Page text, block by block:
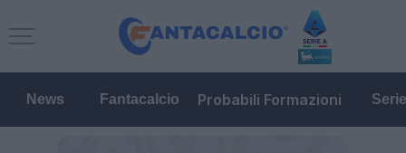
News Fantacalcio Probabili Formazioni